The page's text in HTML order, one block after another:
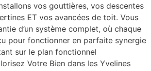
vos gouttières, vos descentes
ET vos avancées de toit. Vous
d’un système complet, où chaque
pour fonctionner en parfaite synergie
sur le plan fonctionnel
Votre Bien dans les Yvelines